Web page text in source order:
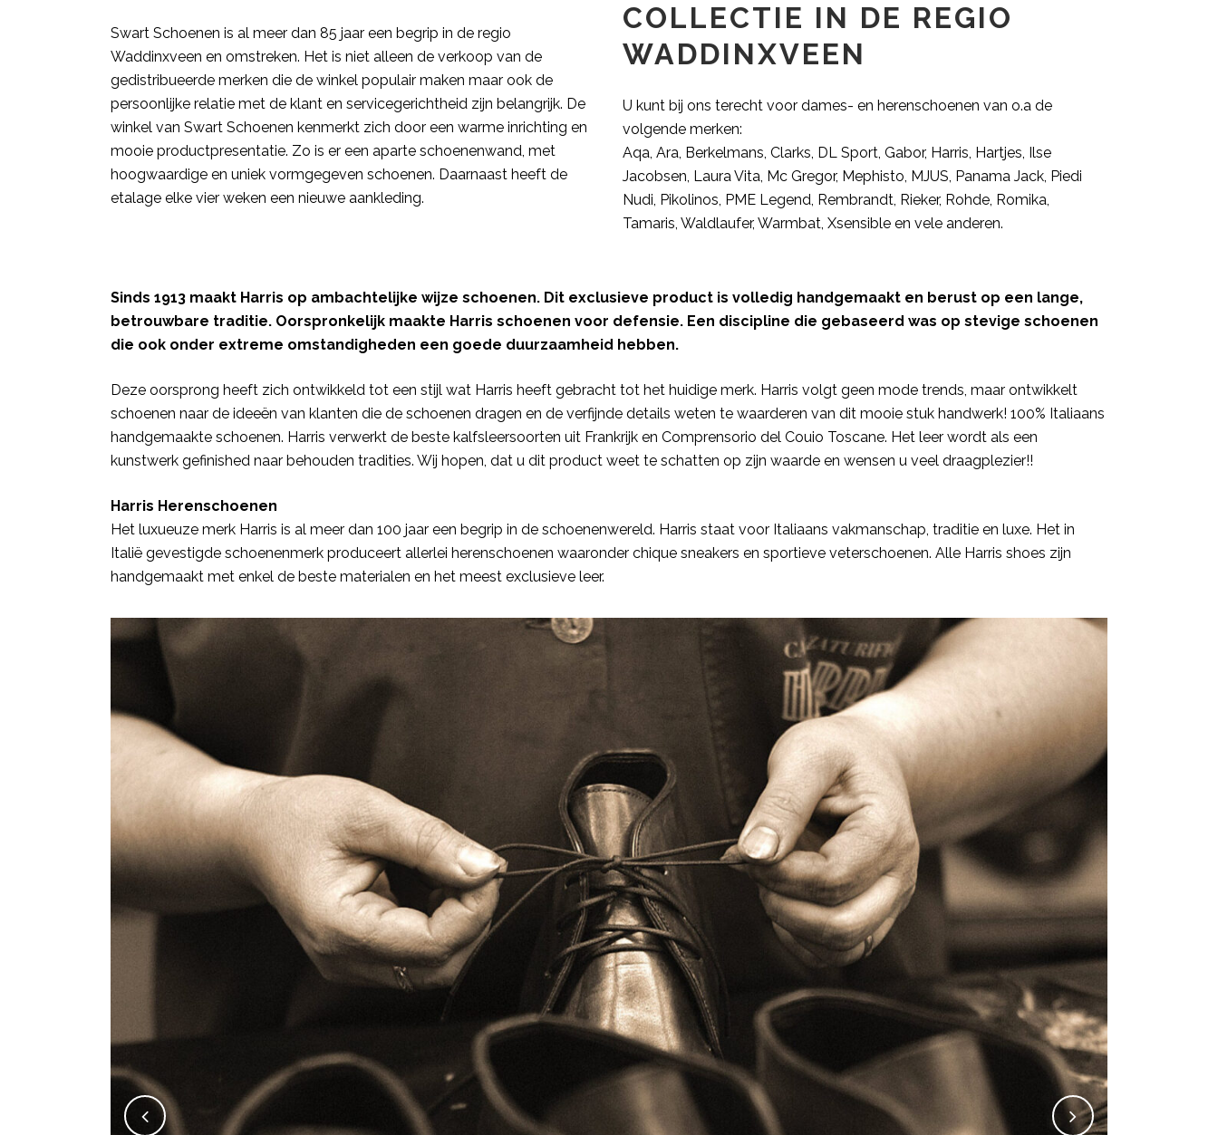
Swart Schoenen is al meer dan 85 jaar een begrip in de regio
Waddinxveen en omstreken. Het is niet alleen de verkoop van de
gedistribueerde merken die de winkel populair maken maar ook de
persoonlijke relatie met de klant en servicegerichtheid zijn belangrijk. De
winkel van Swart Schoenen kenmerkt zich door een warme inrichting en
mooie productpresentatie. Zo is er een aparte schoenenwand, met
hoogwaardige en uniek vormgegeven schoenen. Daarnaast heeft de
etalage elke vier weken een nieuwe aankleding.
COLLECTIE IN DE REGIO
WADDINXVEEN
U kunt bij ons terecht voor dames- en herenschoenen van o.a de
volgende merken:
Aqa, Ara, Berkelmans, Clarks, DL Sport, Gabor, Harris, Hartjes, Ilse
Jacobsen, Laura Vita, Mc Gregor, Mephisto, MJUS, Panama Jack, Piedi
Nudi, Pikolinos, PME Legend, Rembrandt, Rieker, Rohde, Romika,
Tamaris, Waldlaufer, Warmbat, Xsensible en vele anderen.
Sinds 1913 maakt Harris op ambachtelijke wijze schoenen. Dit exclusieve product is volledig handgemaakt en berust op een lange,
betrouwbare traditie. Oorspronkelijk maakte Harris schoenen voor defensie. Een discipline die gebaseerd was op stevige schoenen
die ook onder extreme omstandigheden een goede duurzaamheid hebben.
Deze oorsprong heeft zich ontwikkeld tot een stijl wat Harris heeft gebracht tot het huidige merk. Harris volgt geen mode trends, maar ontwikkelt
schoenen naar de ideeën van klanten die de schoenen dragen en de verfijnde details weten te waarderen van dit mooie stuk handwerk! 100% Italiaans
handgemaakte schoenen. Harris verwerkt de beste kalfsleersoorten uit Frankrijk en Comprensorio del Couio Toscane. Het leer wordt als een
kunstwerk gefinished naar behouden tradities. Wij hopen, dat u dit product weet te schatten op zijn waarde en wensen u veel draagplezier!!
Harris Herenschoenen
Het luxueuze merk Harris is al meer dan 100 jaar een begrip in de schoenenwereld. Harris staat voor Italiaans vakmanschap, traditie en luxe. Het in
Italië gevestigde schoenenmerk produceert allerlei herenschoenen waaronder chique sneakers en sportieve veterschoenen. Alle Harris shoes zijn
handgemaakt met enkel de beste materialen en het meest exclusieve leer.